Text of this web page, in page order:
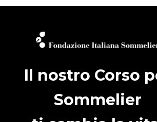
Il nostro Corso
Sommelier